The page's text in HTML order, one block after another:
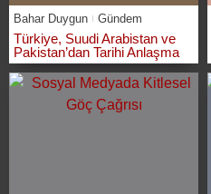
Bahar Duygun Gündem
Türkiye, Suudi Arabistan ve
Pakistan’dan Tarihi Anlaşma